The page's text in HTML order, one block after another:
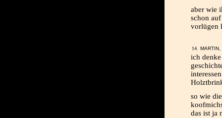
aber wie
schon
vorlügen
ich
so wie
das ist ja